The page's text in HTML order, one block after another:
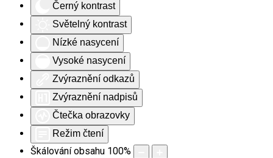
Černý kontrast
Světelný kontrast
Nízké nasycení
Vysoké nasycení
Zvýraznění odkazů
Zvýraznění nadpisů
Čtečka obrazovky
Režim čtení
Škálování obsahu 100%